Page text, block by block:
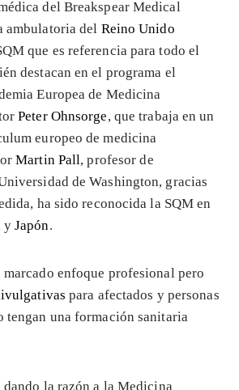
del Breakspear Medical
ambulatoria del Reino Unido
que es referencia para todo el
destacan en el programa el
Europea de Medicina
Peter Ohnsorge, que trabaja en un
europeo de medicina
Martin Pall, profesor de
de Washington, gracias
ha sido reconocida la SQM en
yJapón.
enfoque profesional pero
para afectados y personas
tengan una formación sanitaria
la razón a la Medicina